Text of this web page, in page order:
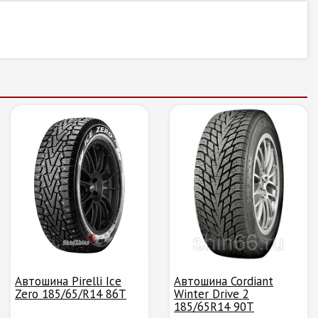
Автошина Pirelli Ice
Zero 185/65/R14 86T
Автошина Cordiant
Winter Drive 2
185/65R14 90T